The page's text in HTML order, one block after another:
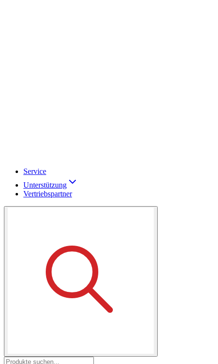
Service
Unterstützung
Vertriebspartner